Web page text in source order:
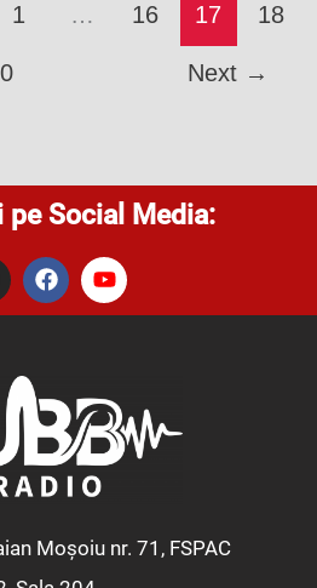
1 … 16 17 18
Next →
pe Social Media:
F
a
c
o
k
Y
o
u
e
Moșoiu nr. 71, FSPAC